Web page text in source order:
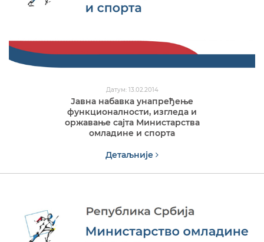
Датум: 13.02.2014
Јавна набавка унапређење
функционалности, изгледа и
оржавање сајта Министарства
омладине и спорта
Детаљније